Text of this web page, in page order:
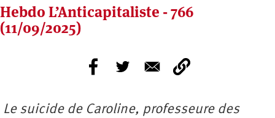
Hebdo L’Anticapitaliste - 766
(11/09/2025)
Le suicide de Caroline, professeure des